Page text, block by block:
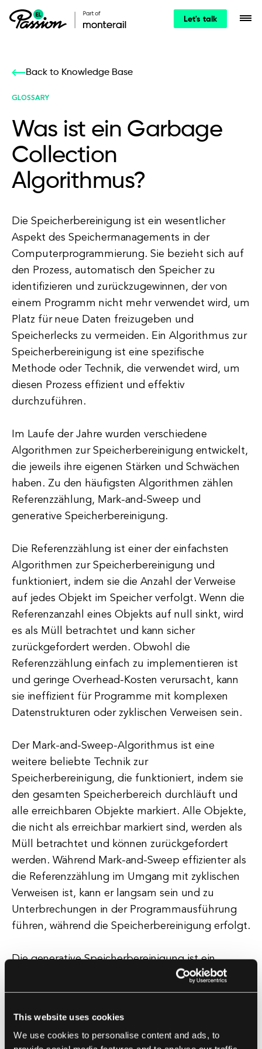
This website uses cookies
We use cookies to personalise content and ads, to
Let's talk
Back to Knowledge Base
GLOSSARY
Was ist ein Garbage
Collection
Algorithmus?
Die Speicherbereinigung ist ein wesentlicher
Aspekt des Speichermanagements in der
Computerprogrammierung. Sie bezieht sich auf
den Prozess, automatisch den Speicher zu
identifizieren und zurückzugewinnen, der von
einem Programm nicht mehr verwendet wird, um
Platz für neue Daten freizugeben und
Speicherlecks zu vermeiden. Ein Algorithmus zur
Speicherbereinigung ist eine spezifische
Methode oder Technik, die verwendet wird, um
diesen Prozess effizient und effektiv
durchzuführen.
Im Laufe der Jahre wurden verschiedene
Algorithmen zur Speicherbereinigung entwickelt,
die jeweils ihre eigenen Stärken und Schwächen
haben. Zu den häufigsten Algorithmen zählen
Referenzzählung, Mark-and-Sweep und
generative Speicherbereinigung.
Die Referenzzählung ist einer der einfachsten
Algorithmen zur Speicherbereinigung und
funktioniert, indem sie die Anzahl der Verweise
auf jedes Objekt im Speicher verfolgt. Wenn die
Referenzanzahl eines Objekts auf null sinkt, wird
es als Müll betrachtet und kann sicher
zurückgefordert werden. Obwohl die
Referenzzählung einfach zu implementieren ist
und geringe Overhead-Kosten verursacht, kann
sie ineffizient für Programme mit komplexen
Datenstrukturen oder zyklischen Verweisen sein.
Der Mark-and-Sweep-Algorithmus ist eine
weitere beliebte Technik zur
Speicherbereinigung, die funktioniert, indem sie
den gesamten Speicherbereich durchläuft und
alle erreichbaren Objekte markiert. Alle Objekte,
die nicht als erreichbar markiert sind, werden als
Müll betrachtet und können zurückgefordert
werden. Während Mark-and-Sweep effizienter als
die Referenzzählung im Umgang mit zyklischen
Verweisen ist, kann er langsam sein und zu
Unterbrechungen in der Programmausführung
führen, während die Speicherbereinigung erfolgt.
Die generative Speicherbereinigung ist ein
fortgeschrittenerer Algorithmus, der die
Beobachtung ausnutzt, dass die meisten Objekte
Speicher in verschiedene Generationen basierend